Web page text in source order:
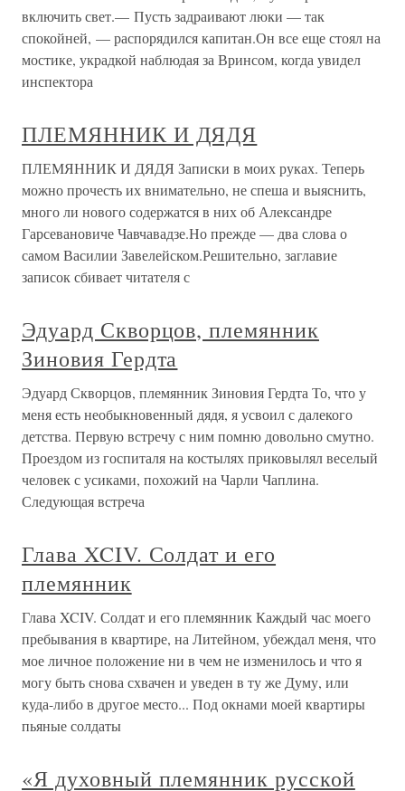
включить свет.— Пусть задраивают люки — так
спокойней, — распорядился капитан.Он все еще стоял на
мостике, украдкой наблюдая за Вринсом, когда увидел
инспектора
ПЛЕМЯННИК И ДЯДЯ
ПЛЕМЯННИК И ДЯДЯ Записки в моих руках. Теперь
можно прочесть их внимательно, не спеша и выяснить,
много ли нового содержатся в них об Александре
Гарсевановиче Чавчавадзе.Но прежде — два слова о
самом Василии Завелейском.Решительно, заглавие
записок сбивает читателя с
Эдуард Скворцов, племянник
Зиновия Гердта
Эдуард Скворцов, племянник Зиновия Гердта То, что у
меня есть необыкновенный дядя, я усвоил с далекого
детства. Первую встречу с ним помню довольно смутно.
Проездом из госпиталя на костылях приковылял веселый
человек с усиками, похожий на Чарли Чаплина.
Следующая встреча
Глава XCIV. Солдат и его
племянник
Глава XCIV. Солдат и его племянник Каждый час моего
пребывания в квартире, на Литейном, убеждал меня, что
мое личное положение ни в чем не изменилось и что я
могу быть снова схвачен и уведен в ту же Думу, или
куда-либо в другое место... Под окнами моей квартиры
пьяные солдаты
«Я духовный племянник русской